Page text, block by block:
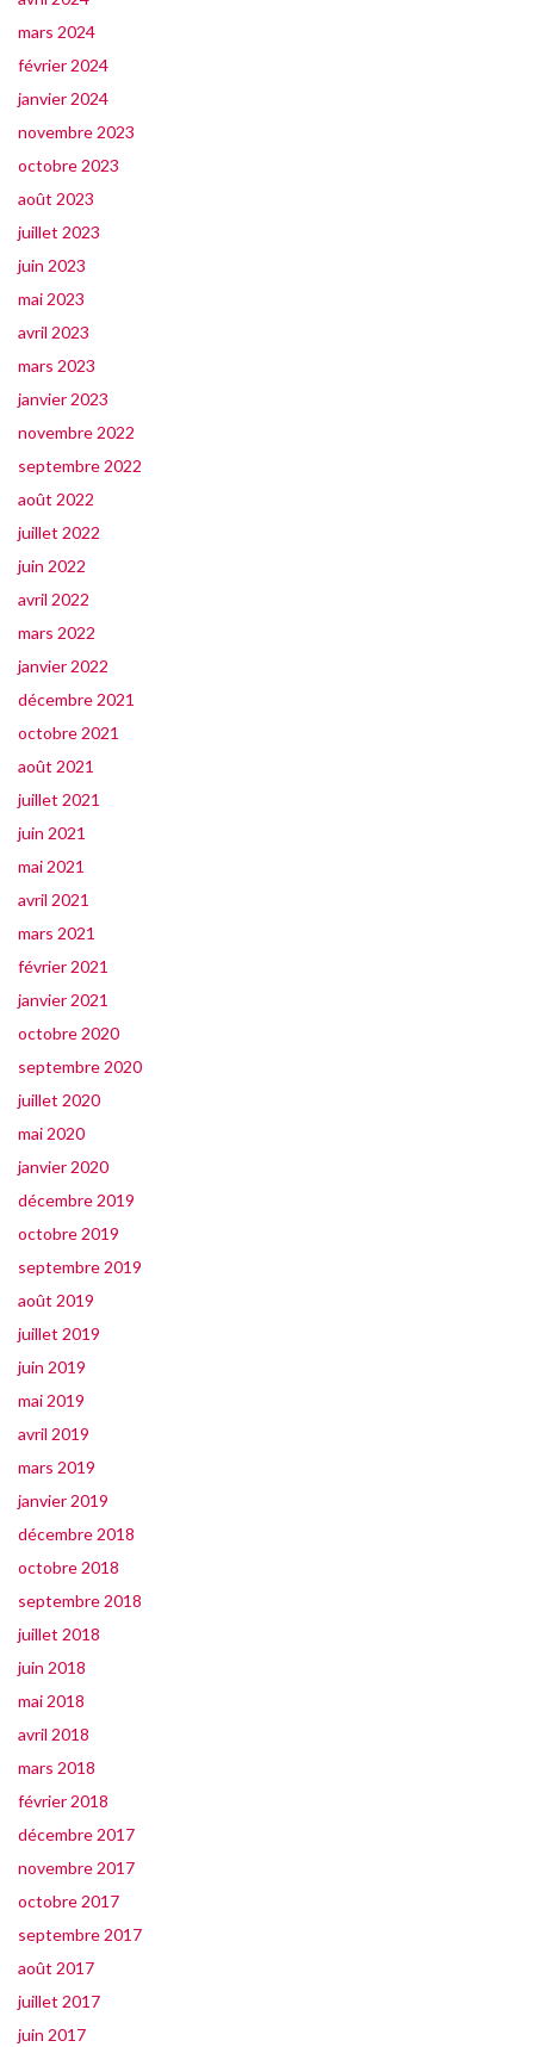
mars 2024
février 2024
janvier 2024
novembre 2023
octobre 2023
août 2023
juillet 2023
juin 2023
mai 2023
avril 2023
mars 2023
janvier 2023
novembre 2022
septembre 2022
août 2022
juillet 2022
juin 2022
avril 2022
mars 2022
janvier 2022
décembre 2021
octobre 2021
août 2021
juillet 2021
juin 2021
mai 2021
avril 2021
mars 2021
février 2021
janvier 2021
octobre 2020
septembre 2020
juillet 2020
mai 2020
janvier 2020
décembre 2019
octobre 2019
septembre 2019
août 2019
juillet 2019
juin 2019
mai 2019
avril 2019
mars 2019
janvier 2019
décembre 2018
octobre 2018
septembre 2018
juillet 2018
juin 2018
mai 2018
avril 2018
mars 2018
février 2018
décembre 2017
novembre 2017
octobre 2017
septembre 2017
août 2017
juillet 2017
juin 2017